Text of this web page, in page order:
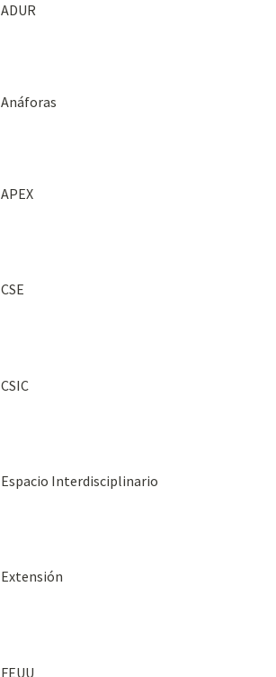
ADUR
Anáforas
APEX
CSE
CSIC
Espacio Interdisciplinario
Extensión
FEUU